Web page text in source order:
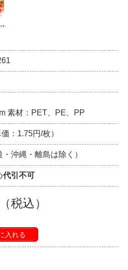
素材：PET、PE、PP
：1.75円/枚）
沖縄・離島は除く）
代引不可
税込）
入れる